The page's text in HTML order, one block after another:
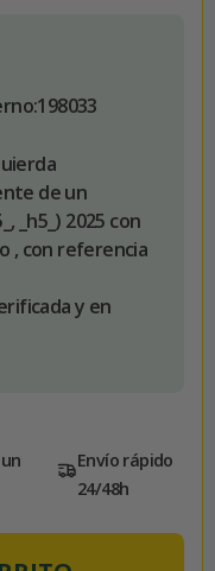
198033
de un
_h5_) 2025 con
, con referencia
y en
Envío rápido
24/48h